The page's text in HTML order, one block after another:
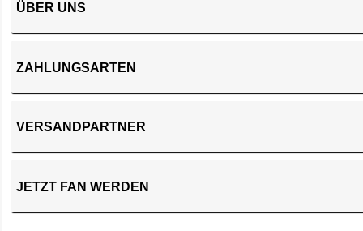
ÜBER UNS
ZAHLUNGSARTEN
VERSANDPARTNER
JETZT FAN WERDEN